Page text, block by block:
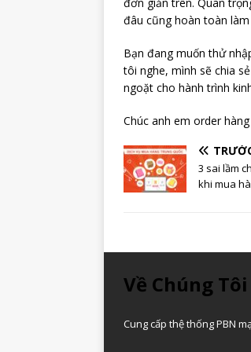
đâu cũng hoàn toàn
Bạn đang muốn thử
tôi nghe, mình sẽ chia
ngoặt cho hành trình
Chúc anh em order
3 sai lầm
khi mua
Về Chúng Tôi
Cung cấp thệ thống PBN